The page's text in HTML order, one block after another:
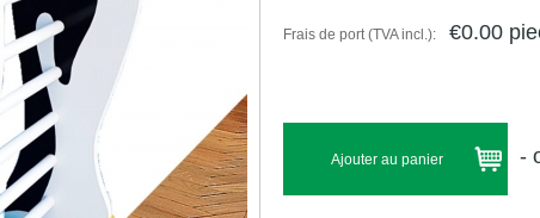
Frais de port (TVA incl.): €0.00
-